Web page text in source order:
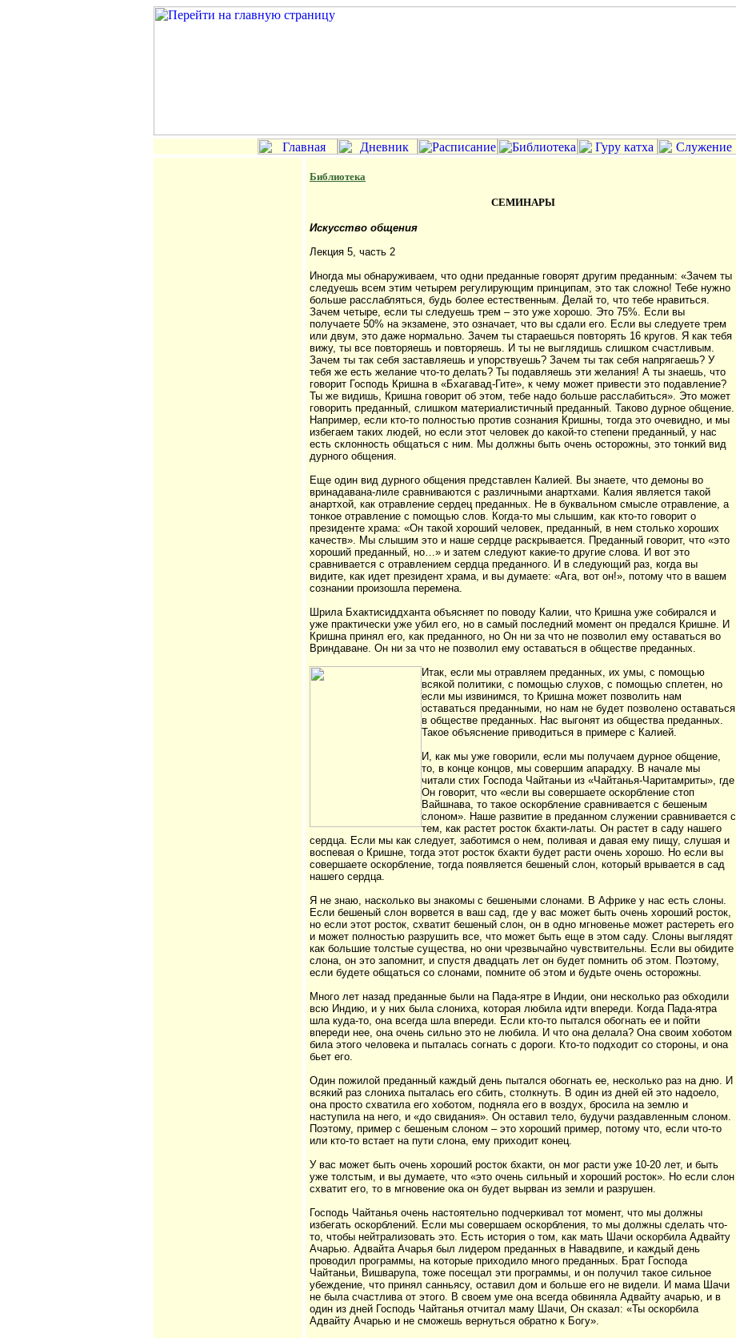
Библиотека
СЕМИНАРЫ
Искусство общения
Лекция 5, часть 2
Иногда мы обнаруживаем, что одни преданные говорят другим преданным: «Зачем ты
следуешь всем этим четырем регулирующим принципам, это так сложно! Тебе нужно
больше расслабляться, будь более естественным. Делай то, что тебе нравиться.
Зачем четыре, если ты следуешь трем – это уже хорошо. Это 75%. Если вы
получаете 50% на экзамене, это означает, что вы сдали его. Если вы следуете трем
или двум, это даже нормально. Зачем ты стараешься повторять 16 кругов. Я как тебя
вижу, ты все повторяешь и повторяешь. И ты не выглядишь слишком счастливым.
Зачем ты так себя заставляешь и упорствуешь? Зачем ты так себя напрягаешь? У
тебя же есть желание что-то делать? Ты подавляешь эти желания! А ты знаешь, что
говорит Господь Кришна в «Бхагавад-Гите», к чему может привести это подавление?
Ты же видишь, Кришна говорит об этом, тебе надо больше расслабиться». Это может
говорить преданный, слишком материалистичный преданный. Таково дурное общение.
Например, если кто-то полностью против сознания Кришны, тогда это очевидно, и мы
избегаем таких людей, но если этот человек до какой-то степени преданный, у нас
есть склонность общаться с ним. Мы должны быть очень осторожны, это тонкий вид
дурного общения.
Еще один вид дурного общения представлен Калией. Вы знаете, что демоны во
вринадавана-лиле сравниваются с различными анартхами. Калия является такой
анартхой, как отравление сердец преданных. Не в буквальном смысле отравление, а
тонкое отравление с помощью слов. Когда-то мы слышим, как кто-то говорит о
президенте храма: «Он такой хороший человек, преданный, в нем столько хороших
качеств». Мы слышим это и наше сердце раскрывается. Преданный говорит, что «это
хороший преданный, но…» и затем следуют какие-то другие слова. И вот это
сравнивается с отравлением сердца преданного. И в следующий раз, когда вы
видите, как идет президент храма, и вы думаете: «Ага, вот он!», потому что в вашем
сознании произошла перемена.
Шрила Бхактисиддханта объясняет по поводу Калии, что Кришна уже собирался и
уже практически уже убил его, но в самый последний момент он предался Кришне. И
Кришна принял его, как преданного, но Он ни за что не позволил ему оставаться во
Вриндаване. Он ни за что не позволил ему оставаться в обществе преданных.
Итак, если мы отравляем преданных, их умы, с помощью
всякой политики, с помощью слухов, с помощью сплетен, но
если мы извинимся, то Кришна может позволить нам
оставаться преданными, но нам не будет позволено оставаться
в обществе преданных. Нас выгонят из общества преданных.
Такое объяснение приводиться в примере с Калией.
И, как мы уже говорили, если мы получаем дурное общение,
то, в конце концов, мы совершим апарадху. В начале мы
читали стих Господа Чайтаньи из «Чайтанья-Чаритамриты», где
Он говорит, что «если вы совершаете оскорбление стоп
Вайшнава, то такое оскорбление сравнивается с бешеным
слоном». Наше развитие в преданном служении сравнивается с
тем, как растет росток бхакти-латы. Он растет в саду нашего
сердца. Если мы как следует, заботимся о нем, поливая и давая ему пищу, слушая и
воспевая о Кришне, тогда этот росток бхакти будет расти очень хорошо. Но если вы
совершаете оскорбление, тогда появляется бешеный слон, который врывается в сад
нашего сердца.
Я не знаю, насколько вы знакомы с бешеными слонами. В Африке у нас есть слоны.
Если бешеный слон ворвется в ваш сад, где у вас может быть очень хороший росток,
но если этот росток, схватит бешеный слон, он в одно мгновенье может растереть его
и может полностью разрушить все, что может быть еще в этом саду. Слоны выглядят
как большие толстые существа, но они чрезвычайно чувствительны. Если вы обидите
слона, он это запомнит, и спустя двадцать лет он будет помнить об этом. Поэтому,
если будете общаться со слонами, помните об этом и будьте очень осторожны.
Много лет назад преданные были на Пада-ятре в Индии, они несколько раз обходили
всю Индию, и у них была слониха, которая любила идти впереди. Когда Пада-ятра
шла куда-то, она всегда шла впереди. Если кто-то пытался обогнать ее и пойти
впереди нее, она очень сильно это не любила. И что она делала? Она своим хоботом
била этого человека и пыталась согнать с дороги. Кто-то подходит со стороны, и она
бьет его.
Один пожилой преданный каждый день пытался обогнать ее, несколько раз на дню. И
всякий раз слониха пыталась его сбить, столкнуть. В один из дней ей это надоело,
она просто схватила его хоботом, подняла его в воздух, бросила на землю и
наступила на него, и «до свидания». Он оставил тело, будучи раздавленным слоном.
Поэтому, пример с бешеным слоном – это хороший пример, потому что, если что-то
или кто-то встает на пути слона, ему приходит конец.
У вас может быть очень хороший росток бхакти, он мог расти уже 10-20 лет, и быть
уже толстым, и вы думаете, что «это очень сильный и хороший росток». Но если слон
схватит его, то в мгновение ока он будет вырван из земли и разрушен.
Господь Чайтанья очень настоятельно подчеркивал тот момент, что мы должны
избегать оскорблений. Если мы совершаем оскорбления, то мы должны сделать что-
то, чтобы нейтрализовать это. Есть история о том, как мать Шачи оскорбила Адвайту
Ачарью. Адвайта Ачарья был лидером преданных в Навадвипе, и каждый день
проводил программы, на которые приходило много преданных. Брат Господа
Чайтаньи, Вишварупа, тоже посещал эти программы, и он получил такое сильное
убеждение, что принял санньясу, оставил дом и больше его не видели. И мама Шачи
не была счастлива от этого. В своем уме она всегда обвиняла Адвайту ачарью, и в
один из дней Господь Чайтанья отчитал маму Шачи, Он сказал: «Ты оскорбила
Адвайту Ачарью и не сможешь вернуться обратно к Богу».